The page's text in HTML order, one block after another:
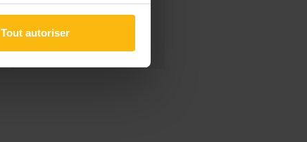
Tout autoriser
CPSE ou Ipeps?